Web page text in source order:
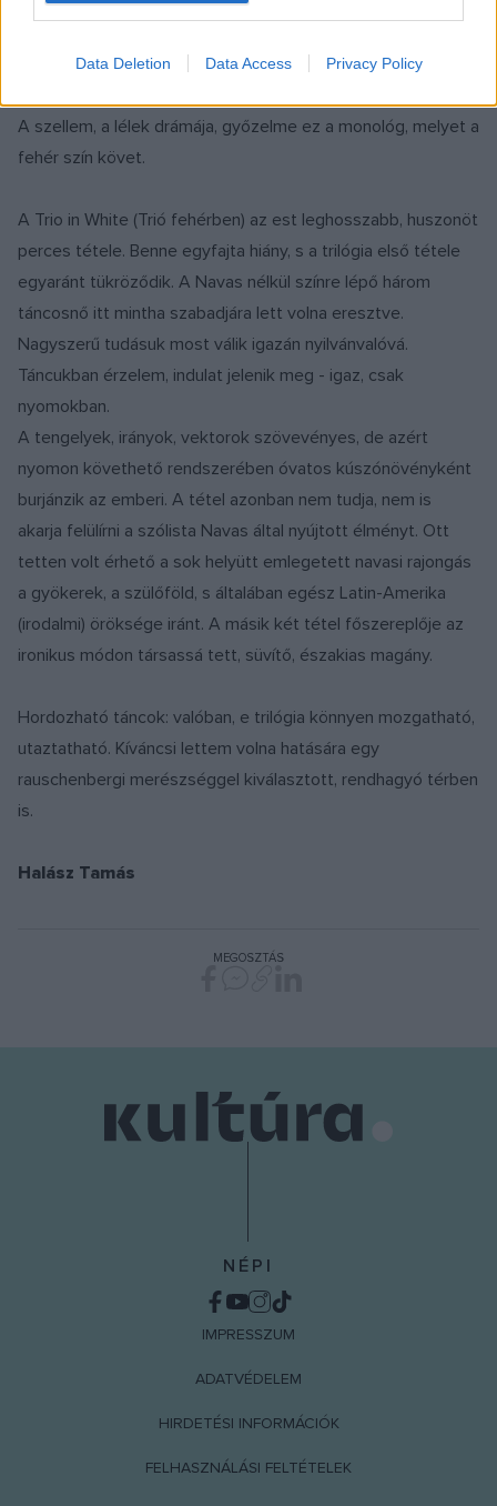
Data Deletion Data Access Privacy Policy
hatalmas, de általa, körötte egészen összezsugorodó
A szellem, a lélek drámája, győzelme ez a monológ, melyet a
fehér szín követ.
A Trio in White (Trió fehérben) az est leghosszabb, huszonöt
perces tétele. Benne egyfajta hiány, s a trilógia első tétele
egyaránt tükröződik. A Navas nélkül színre lépő három
táncosnő itt mintha szabadjára lett volna eresztve.
Nagyszerű tudásuk most válik igazán nyilvánvalóvá.
Táncukban érzelem, indulat jelenik meg - igaz, csak
nyomokban.
A tengelyek, irányok, vektorok szövevényes, de azért
nyomon követhető rendszerében óvatos kúszónövényként
burjánzik az emberi. A tétel azonban nem tudja, nem is
akarja felülírni a szólista Navas által nyújtott élményt. Ott
tetten volt érhető a sok helyütt emlegetett navasi rajongás
a gyökerek, a szülőföld, s általában egész Latin-Amerika
(irodalmi) öröksége iránt. A másik két tétel főszereplője az
ironikus módon társassá tett, süvítő, északias magány.
Hordozható táncok: valóban, e trilógia könnyen mozgatható,
utaztatható. Kíváncsi lettem volna hatására egy
rauschenbergi merészséggel kiválasztott, rendhagyó térben
is.
Halász Tamás
MEGOSZTÁS
NÉPI
IMPRESSZUM
ADATVÉDELEM
HIRDETÉSI INFORMÁCIÓK
FELHASZNÁLÁSI FELTÉTELEK